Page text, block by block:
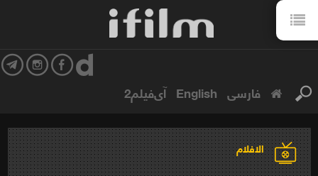
فارسی English آی‌فیلم2
الافلام